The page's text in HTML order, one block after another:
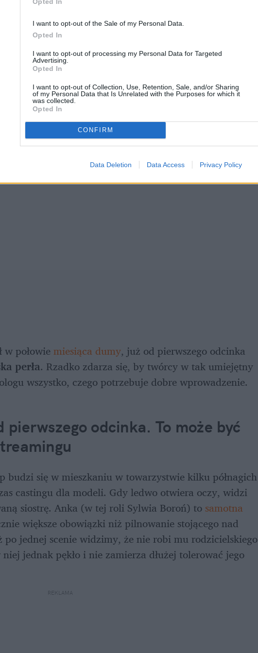
I want to opt-out of the Sale of my Personal Data.
Opted In
I want to opt-out of processing my Personal Data for Targeted
Advertising.
Opted In
I want to opt-out of Collection, Use, Retention, Sale, and/or Sharing
of my Personal Data that Is Unrelated with the Purposes for which it
was collected.
Opted In
CONFIRM
Data Deletion Data Access Privacy Policy
połowie miesiąca dumy, już od pierwszego odcinka
perła. Rzadko zdarza się, by twórcy w tak umiejętny
wszystko, czego potrzebuje dobre wprowadzenie.
pierwszego odcinka. To może być
budzi się w mieszkaniu w towarzystwie kilku półnagich
castingu dla modeli. Gdy ledwo otwiera oczy, widzi
siostrę. Anka (w tej roli Sylwia Boroń) to samotna
większe obowiązki niż pilnowanie stojącego nad
po jednej scenie widzimy, że nie robi mu rodzicielskiego
jednak pękło i nie zamierza dłużej tolerować jego
REKLAMA